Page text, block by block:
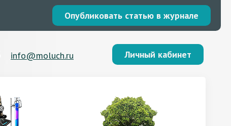
Опубликовать статью в журнале
info@moluch.ru Личный кабинет